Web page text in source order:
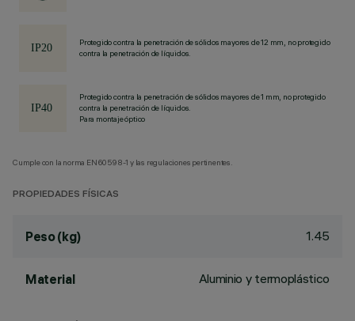
Protegido contra la penetración de sólidos mayores de 12 mm, no protegido
contra la penetración de líquidos.
Protegido contra la penetración de sólidos mayores de 1 mm, no protegido
contra la penetración de líquidos.
Para montaje óptico
Cumple con la norma EN60598-1 y las regulaciones pertinentes.
PROPIEDADES FÍSICAS
Peso (kg) 1.45
Material Aluminio y termoplástico